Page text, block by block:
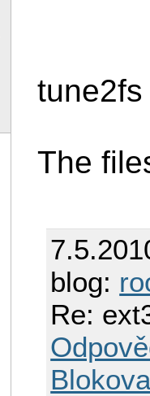
The
blog:
Re: